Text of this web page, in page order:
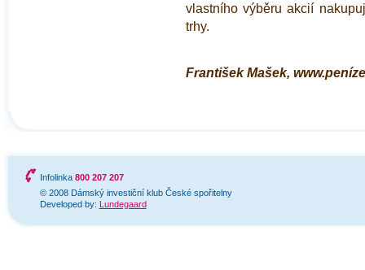
vlastního výběru akcií
trhy.
František Mašek,
Infolinka 800 207 207
© 2008 Dámský investiční klub České spořitelny
Developed by: Lundegaard